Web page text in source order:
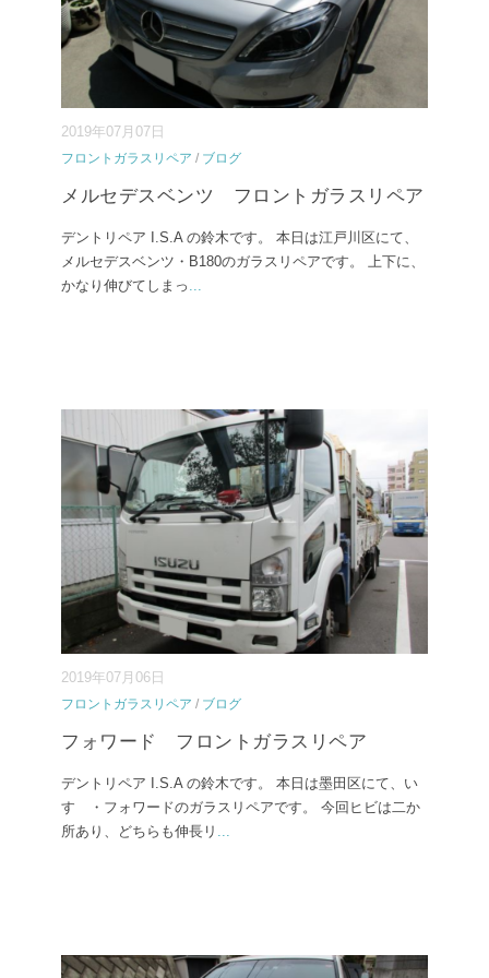
2019年07月07日
フロントガラスリペア / ブログ
メルセデスベンツ フロントガラスリペア
デントリペア I.S.A の鈴木です。 本日は江戸川区にて、
メルセデスベンツ・B180のガラスリペアです。 上下に、
かなり伸びてしまっ ...
2019年07月06日
フロントガラスリペア / ブログ
フォワード フロントガラスリペア
デントリペア I.S.A の鈴木です。 本日は墨田区にて、い
すゞ・フォワードのガラスリペアです。 今回ヒビは二か
所あり、どちらも伸長リ ...